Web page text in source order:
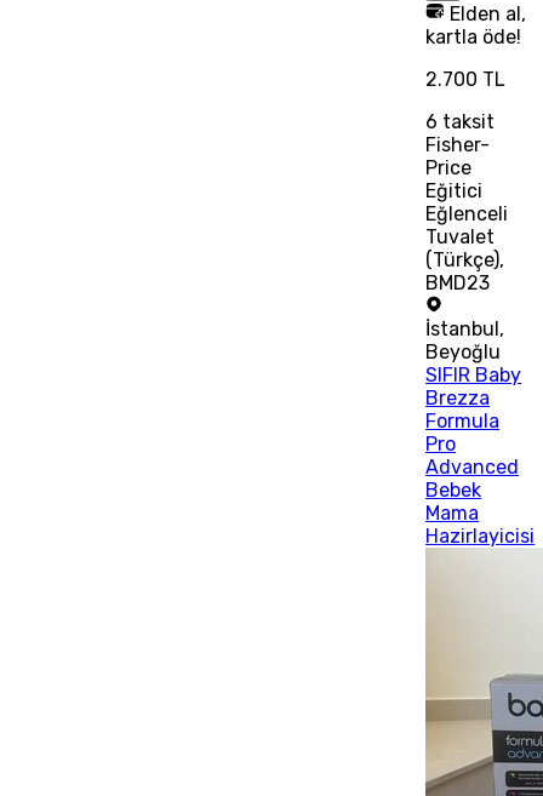
Elden al,
kartla öde!
2.700 TL
6 taksit
Fisher-
Price
Eğitici
Eğlenceli
Tuvalet
(Türkçe),
BMD23
İstanbul,
Beyoğlu
SIFIR Baby
Brezza
Formula
Pro
Advanced
Bebek
Mama
Hazirlayicisi